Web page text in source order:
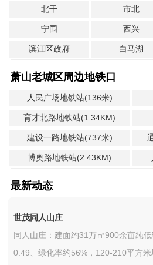
北干 市北
宁围 西兴
滨江区政府 白马湖
萧山老城区周边地铁口
人民广场地铁站(136米)
育才北路地铁站(1.34KM)
建设一路地铁站(737米)
博奥路地铁站(2.43KM)
最新动态
世茂同人山庄
同人山庄：建面约31万㎡900余亩纯
0.49、绿化率约56%，120-210平方